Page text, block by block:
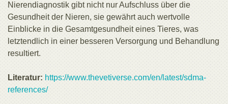
Nierendiagnostik gibt nicht nur Aufschluss über die
Gesundheit der Nieren, sie gewährt auch wertvolle
Einblicke in die Gesamtgesundheit eines Tieres, was
letztendlich in einer besseren Versorgung und Behandlung
resultiert.
Literatur: https://www.thevetiverse.com/en/latest/sdma-
references/